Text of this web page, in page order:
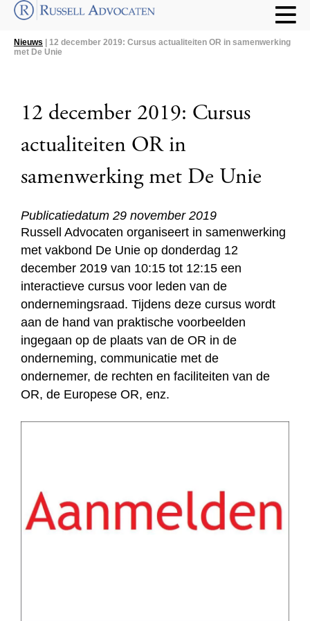
Nieuws | 12 december 2019: Cursus actualiteiten OR in samenwerking
met De Unie
12 december 2019: Cursus
actualiteiten OR in
samenwerking met De Unie
Publicatiedatum 29 november 2019
Russell Advocaten organiseert in samenwerking
met vakbond De Unie op donderdag 12
december 2019 van 10:15 tot 12:15 een
interactieve cursus voor leden van de
ondernemingsraad. Tijdens deze cursus wordt
aan de hand van praktische voorbeelden
ingegaan op de plaats van de OR in de
onderneming, communicatie met de
ondernemer, de rechten en faciliteiten van de
OR, de Europese OR, enz.